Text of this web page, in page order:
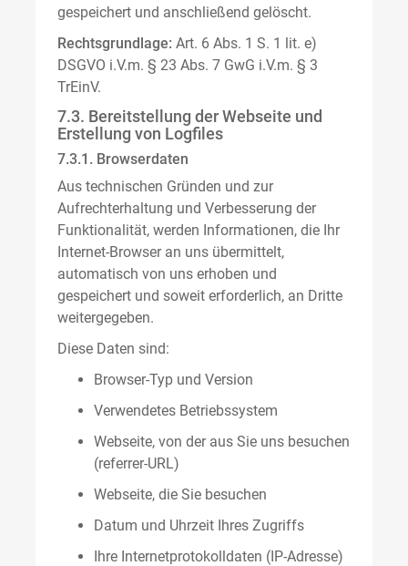
gespeichert und anschließend gelöscht.
Rechtsgrundlage: Art. 6 Abs. 1 S. 1 lit. e)
DSGVO i.V.m. § 23 Abs. 7 GwG i.V.m. § 3
TrEinV.
7.3. Bereitstellung der Webseite und
Erstellung von Logfiles
7.3.1. Browserdaten
Aus technischen Gründen und zur
Aufrechterhaltung und Verbesserung der
Funktionalität, werden Informationen, die Ihr
Internet-Browser an uns übermittelt,
automatisch von uns erhoben und
gespeichert und soweit erforderlich, an Dritte
weitergegeben.
Diese Daten sind:
Browser-Typ und Version
Verwendetes Betriebssystem
Webseite, von der aus Sie uns besuchen
(referrer-URL)
Webseite, die Sie besuchen
Datum und Uhrzeit Ihres Zugriffs
Ihre Internetprotokolldaten (IP-Adresse)